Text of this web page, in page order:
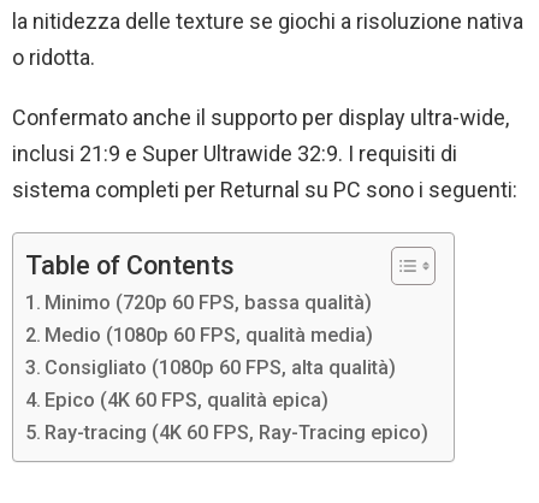
la nitidezza delle texture se giochi a risoluzione nativa
o ridotta.
Confermato anche il supporto per display ultra-wide,
inclusi 21:9 e Super Ultrawide 32:9. I requisiti di
sistema completi per Returnal su PC sono i seguenti:
Table of Contents
Minimo (720p 60 FPS, bassa qualità)
Medio (1080p 60 FPS, qualità media)
Consigliato (1080p 60 FPS, alta qualità)
Epico (4K 60 FPS, qualità epica)
Ray-tracing (4K 60 FPS, Ray-Tracing epico)